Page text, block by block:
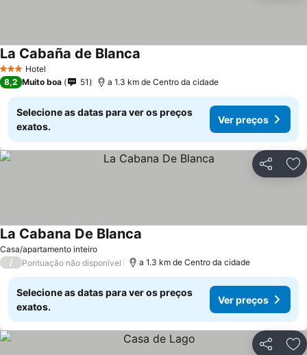
3 EstrelasHotel
La Cabaña de Blanca
8,2 Muito boa 51 a 1.3 km de Centro da cidade
Selecione as datas para ver os preços
exatos.
Ver preços
Partilhar
Casa/apartamento inteiro
La Cabana De Blanca
/ Pontuação não disponível a 1.3 km de Centro da cidade
Selecione as datas para ver os preços
exatos.
Ver preços
Partilhar